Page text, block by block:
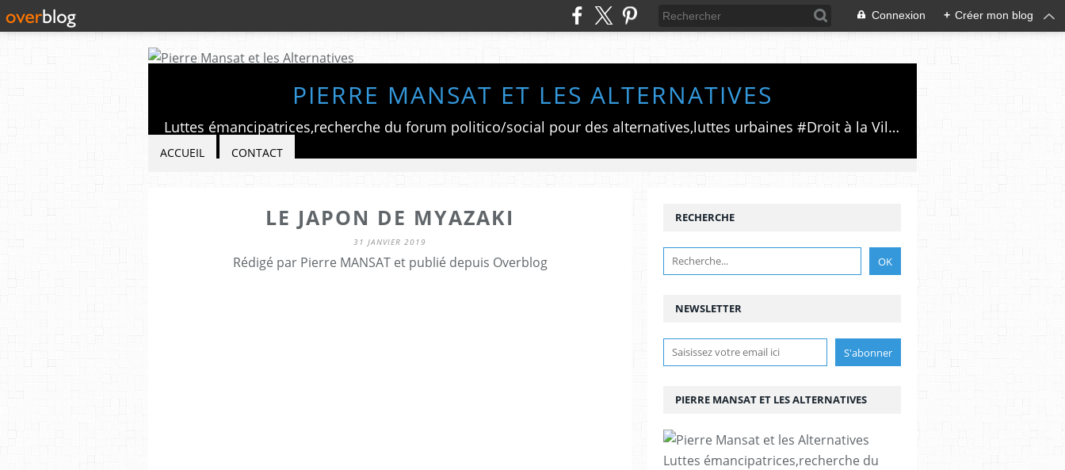
Connexion + Créer mon blog
PIERRE MANSAT ET LES ALTERNATIVES
Luttes émancipatrices,recherche du forum politico/social pour des alternatives,luttes urbaines #Droit à la Ville", #Paris #GrandParis,enjeux de la métropolisation,accès aux Archives publiques par Pierre Mansat,auteur‼️Ma vie rouge. Meutre au Grand Paris‼️[PUG]Association Josette & Maurice #Audin>bénevole Secours Populaire>Comité Laghouat-France>#Mumia #INTA
ACCUEIL CONTACT
LE JAPON DE MYAZAKI
31 JANVIER 2019
Rédigé par Pierre MANSAT et publié depuis Overblog
NEWSLETTER
RECHERCHE
PIERRE MANSAT ET LES ALTERNATIVES
Luttes émancipatrices,recherche du